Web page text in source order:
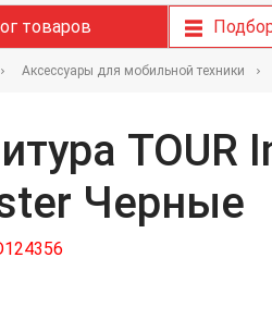
товаров
Аксессуары для мобильной техники
Черные